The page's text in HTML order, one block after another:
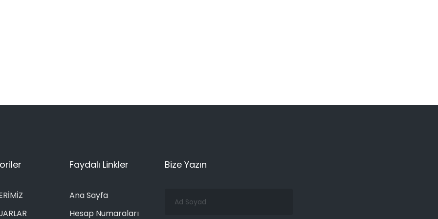
Faydalı Linkler
Ana Sayfa
Hesap Numaraları
Bize Yazın
Soyad